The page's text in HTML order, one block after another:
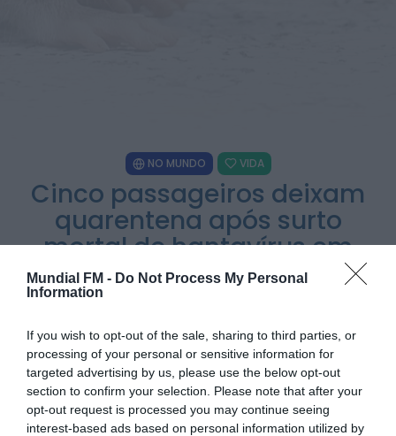
Mundial FM - Do Not Process My Personal
Information
If you wish to opt-out of the sale, sharing to third parties, or
processing of your personal or sensitive information for
targeted advertising by us, please use the below opt-out
section to confirm your selection. Please note that after your
opt-out request is processed you may continue seeing
interest-based ads based on personal information utilized by
Rádio Caria
Dois detidos por tráfico de estupefacientes
em Castelo Branco
ONTEM, 23:08
Rádio Caria
Juventude com entradas gratuitas na Piscina
Praia
Castelo de Belmonte recebe observação do
eclipse solar
6 DE AGOSTO, 2026 — 22:53
NO MUNDO VIDA
Cinco passageiros deixam
quarentena após surto
mortal de hantavírus em
cruzeiro
PARTILHAR ESTE ARTIGO